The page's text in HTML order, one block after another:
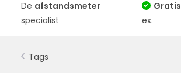
De afstandsmeter
specialist
Gratis
ex.
Tags